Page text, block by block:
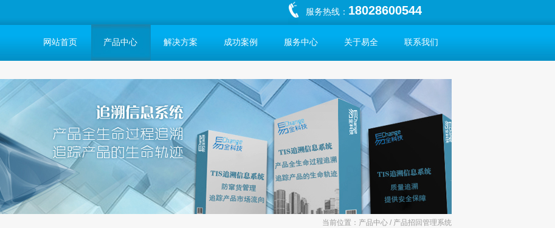
服务热线： 18028600544
网站首页 产品中心 解决方案 成功案例 服务中心 关于易全 联系我们
当前位置：产品中心 / 产品招回管理系统